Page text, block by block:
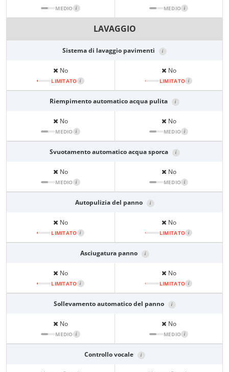
MEDIO i MEDIO i
LAVAGGIO
Sistema di lavaggio pavimenti i
No
LIMITATO i
No
LIMITATO i
Riempimento automatico acqua pulita i
No
MEDIO i
No
MEDIO i
Svuotamento automatico acqua sporca i
No
MEDIO i
No
MEDIO i
Autopulizia del panno i
No
LIMITATO i
No
LIMITATO i
Asciugatura panno i
No
LIMITATO i
No
LIMITATO i
Sollevamento automatico del panno i
No
MEDIO i
No
MEDIO i
Controllo vocale i